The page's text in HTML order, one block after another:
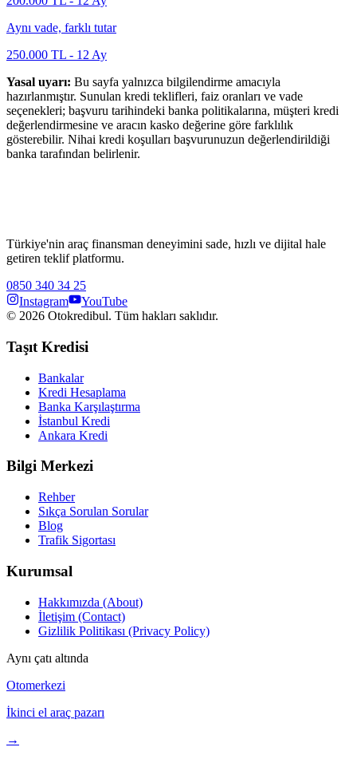
Aynı vade, farklı tutar
250.000 TL - 12 Ay
Yasal uyarı: Bu sayfa yalnızca bilgilendirme amacıyla
hazırlanmıştır. Sunulan kredi teklifleri, faiz oranları ve vade
seçenekleri; başvuru tarihindeki banka politikalarına, müşteri kredi
değerlendirmesine ve aracın kasko değerine göre farklılık
gösterebilir. Nihai kredi koşulları başvurunuzun değerlendirildiği
banka tarafından belirlenir.
Türkiye'nin araç finansman deneyimini sade, hızlı ve dijital hale
getiren teklif platformu.
0850 340 34 25
Instagram
YouTube
© 2026 Otokredibul. Tüm hakları saklıdır.
Taşıt Kredisi
Bankalar
Kredi Hesaplama
Banka Karşılaştırma
İstanbul Kredi
Ankara Kredi
Bilgi Merkezi
Rehber
Sıkça Sorulan Sorular
Blog
Trafik Sigortası
Kurumsal
Hakkımızda (About)
İletişim (Contact)
Gizlilik Politikası (Privacy Policy)
Aynı çatı altında
Otomerkezi
İkinci el araç pazarı
→